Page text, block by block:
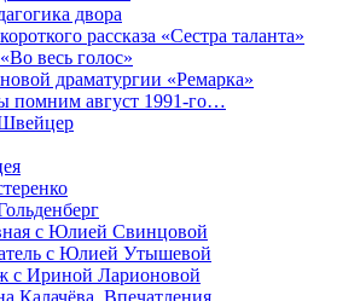
двора
рассказа «Сестра таланта»
весь голос»
драматургии «Ремарка»
помним август 1991-го…
с Юлией Свинцовой
с Юлией Утышевой
с Ириной Ларионовой